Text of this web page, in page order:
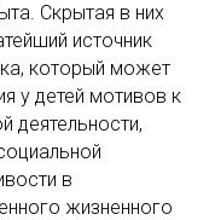
Скрытая в них
источник
который может
у детей мотивов к
деятельности,
в
жизненного